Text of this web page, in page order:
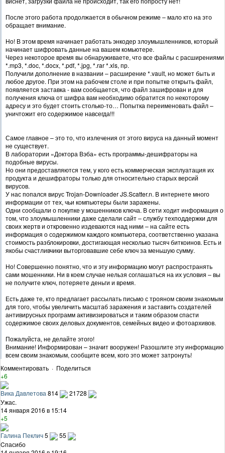
После этого работа продолжается в обычном режиме – мало кто на это
обращает внимание.
Но! В этом время начинает работать энкодер злоумышленников, который
начинает шифровать данные на вашем комьютере.
Через некоторое время вы обнаруживаете, что все файлы с расширениями
*.mp3, *.doc, *.docx, *.pdf, *.jpg, *.rar *.xls, пр.
Получили дополнение в названии – расширение *.vault, но может быть и
любое другое. При этом на рабочем столе и при попытке открыть файл,
появляется заставка - вам сообщается, что файл зашифрован и для
получения ключа от шифра вам необходимо обратится по некоторому
адресу и это будет стоить столько-то… Попытка переименовать файл –
уничтожит его содержимое навсегда!!!
Самое главное – это то, что излечения от этого вируса на данный момент
не существует.
В лаборатории «Доктора Вэба» есть программы-дешифраторы на
подобные вирусы.
Но они предоставляются тем, у кого есть коммерческая эксплуатация их
продукта и дешифраторы только для относительно старых версий
вирусов.
У нас попался вирус Trojan-Downloader JS.Scatter.n. В интернете много
информации от тех, чьи компьютеры были заражены.
Одни сообщали о покупке у мошенников ключа. В сети ходит информация о
том, что злоумышленники даже сделали сайт – службу техподдержки для
своих жертв и откровенно издеваются над ними – на сайте есть
информация о содержимом каждого компьютера, соответственно указана
стоимость разблокировки, достигающая несколько тысяч биткоинов. Есть и
якобы счастливчики выторговавшие себе ключ за меньшую сумму.
Но! Совершенно понятно, что и эту информацию могут распространять
сами мошенники. Ни в коем случае нельзя соглашаться на их условия – вы
не получите ключ, потеряете деньги и время.
Есть даже те, кто предлагает рассылать письмо с трояном своим знакомым
для того, чтобы увеличить масштаб заражения и заставить создателей
антивирусных программ активизироваться и таким образом спасти
содержимое своих деловых документов, семейных видео и фотоархивов.
Пожалуйста, не делайте этого!
Внимание! Информирован – значит вооружен! Разошлите эту информацию
всем своим знакомым, сообщите всем, кого это может затронуть!
Комментировать · Поделиться
+6
Вика Давлетова 814
21728
Ужас.
14 января 2016 в 15:14
+5
Галина Пеклич5
55
Cпасибо